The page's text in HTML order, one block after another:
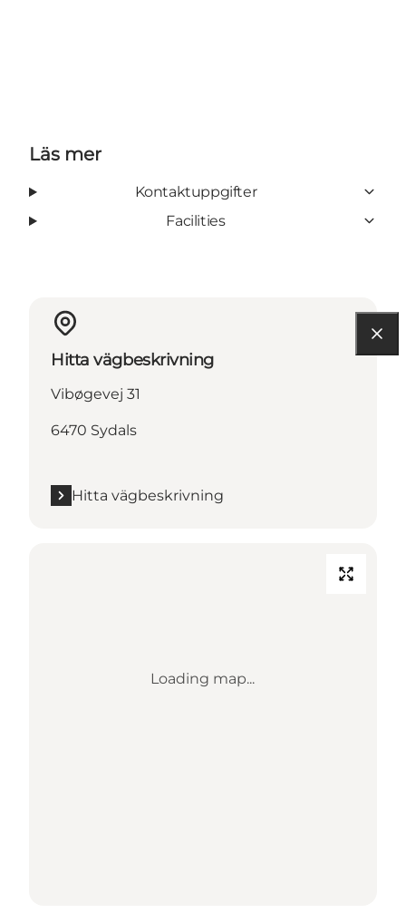
Läs mer
Kontaktuppgifter
Facilities
Hitta vägbeskrivning
Vibøgevej 31
6470 Sydals
Hitta vägbeskrivning
Loading map...